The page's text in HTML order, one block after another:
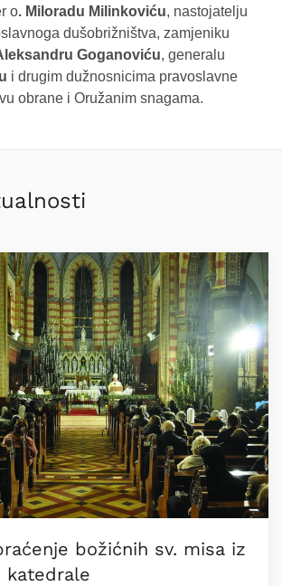
o. Miloradu Milinkoviću, nastojatelju
dušobrižništva, zamjeniku
Goganoviću, generalu
i drugim dužnosnicima pravoslavne
obrane i Oružanim snagama.
božićnih sv. misa iz
katedrale